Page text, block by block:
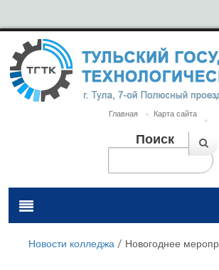
Главная Карта сайта
Поиск
Новости колледжа / Новогоднее